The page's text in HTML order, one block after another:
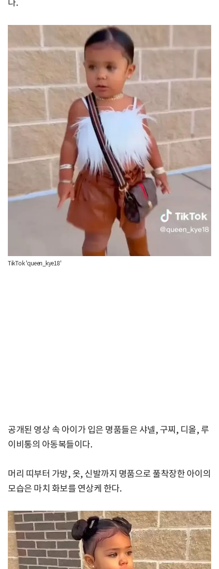
다.
TikTok 'queen_kye18'
공개된 영상 속 아이가 입은 명품들은 샤넬, 구찌, 디올, 루
이비통의 아동복들이다.
머리 띠부터 가방, 옷, 신발까지 명품으로 풀착장한 아이의
모습은 마치 화보를 연상케 한다.